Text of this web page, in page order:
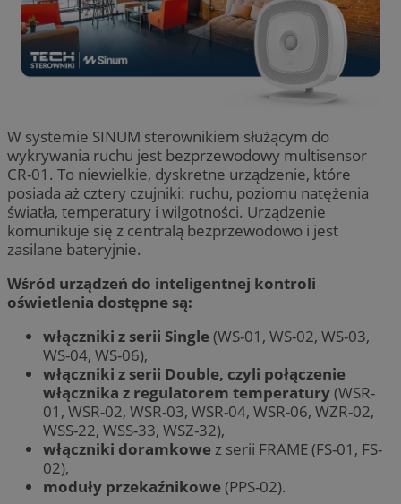
W systemie SINUM sterownikiem służącym do
wykrywania ruchu jest bezprzewodowy multisensor
CR-01. To niewielkie, dyskretne urządzenie, które
posiada aż cztery czujniki: ruchu, poziomu natężenia
światła, temperatury i wilgotności. Urządzenie
komunikuje się z centralą bezprzewodowo i jest
zasilane bateryjnie.
Wśród urządzeń do inteligentnej kontroli
oświetlenia dostępne są:
włączniki z serii Single(WS-01, WS-02, WS-03,
WS-04, WS-06),
włączniki z serii Double, czyli połączenie
włącznika z regulatorem temperatury(WSR-
01, WSR-02, WSR-03, WSR-04, WSR-06, WZR-02,
WSS-22, WSS-33, WSZ-32),
włączniki doramkowez serii FRAME (FS-01, FS-
02),
moduły przekaźnikowe(PPS-02).